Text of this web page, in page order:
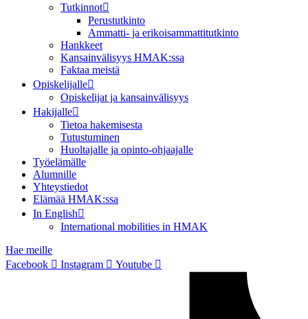
Tutkinnot
Perustutkinto
Ammatti- ja erikoisammattitutkinto
Hankkeet
Kansainvälisyys HMAK:ssa
Faktaa meistä
Opiskelijalle
Opiskelijat ja kansainvälisyys
Hakijalle
Tietoa hakemisesta
Tutustuminen
Huoltajalle ja opinto-ohjaajalle
Työelämälle
Alumnille
Yhteystiedot
Elämää HMAK:ssa
In English
International mobilities in HMAK
Hae meille
Facebook
Instagram Youtube